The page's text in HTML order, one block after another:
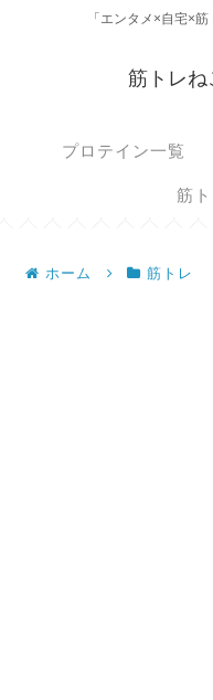
「エンタメ×自宅×
筋トレね
プロテイン一覧
筋
ホーム 筋トレ